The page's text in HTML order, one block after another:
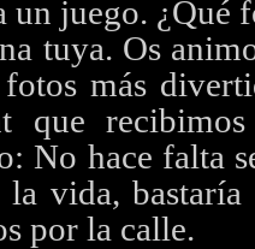
juego. ¿Qué
tuya. Os
más
que recibimos
No hace falta
vida, bastaría
por la calle.